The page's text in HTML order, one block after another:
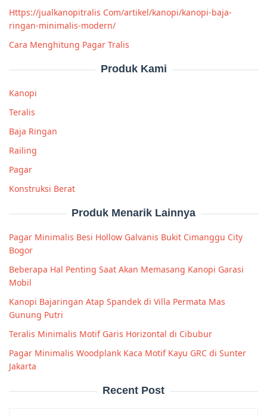
Https://jualkanopitralis Com/artikel/kanopi/kanopi-baja-
ringan-minimalis-modern/
Cara Menghitung Pagar Tralis
Produk Kami
Kanopi
Teralis
Baja Ringan
Railing
Pagar
Konstruksi Berat
Produk Menarik Lainnya
Pagar Minimalis Besi Hollow Galvanis Bukit Cimanggu City
Bogor
Beberapa Hal Penting Saat Akan Memasang Kanopi Garasi
Mobil
Kanopi Bajaringan Atap Spandek di Villa Permata Mas
Gunung Putri
Teralis Minimalis Motif Garis Horizontal di Cibubur
Pagar Minimalis Woodplank Kaca Motif Kayu GRC di Sunter
Jakarta
Recent Post